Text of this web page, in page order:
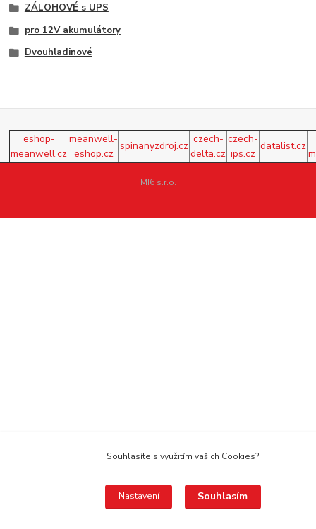
ZÁLOHOVÉ s UPS
pro 12V akumulátory
Dvouhladinové
eshop-
meanwell.cz
meanwell-
eshop.cz
spinanyzdroj.cz
czech-
delta.cz
czech-
ips.cz
datalist.cz
MI6 s.r.o.
Souhlasíte s využitím vašich Cookies?
Nastavení Souhlasím